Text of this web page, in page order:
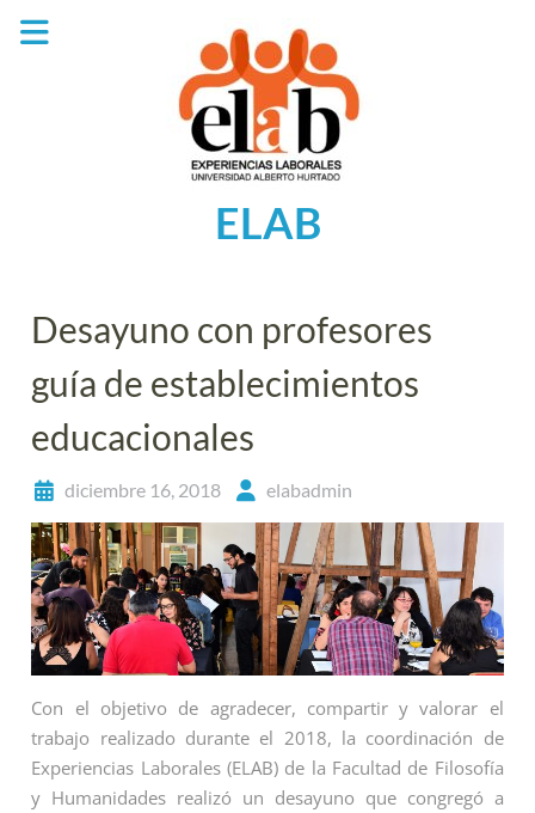
ELAB
Desayuno con profesores
guía de establecimientos
educacionales
diciembre 16, 2018 elabadmin
Con el objetivo de agradecer, compartir y valorar el
trabajo realizado durante el 2018, la coordinación de
Experiencias Laborales (ELAB) de la Facultad de Filosofía
y Humanidades realizó un desayuno que congregó a